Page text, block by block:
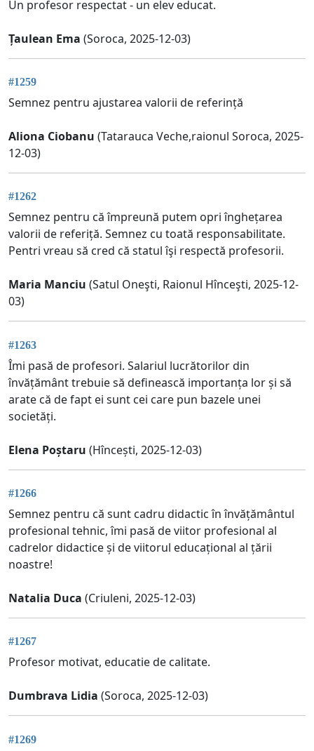
Un profesor respectat - un elev educat.
Țaulean Ema (Soroca, 2025-12-03)
#1259
Semnez pentru ajustarea valorii de referință
Aliona Ciobanu (Tatarauca Veche,raionul Soroca, 2025-
12-03)
#1262
Semnez pentru că împreună putem opri înghețarea
valorii de referiță. Semnez cu toată responsabilitate.
Pentri vreau să cred că statul îşi respectă profesorii.
Maria Manciu (Satul Oneşti, Raionul Hînceşti, 2025-12-
03)
#1263
Îmi pasă de profesori. Salariul lucrătorilor din
învățământ trebuie să definească importanța lor și să
arate că de fapt ei sunt cei care pun bazele unei
societăți.
Elena Poștaru (Hîncești, 2025-12-03)
#1266
Semnez pentru că sunt cadru didactic în învățământul
profesional tehnic, îmi pasă de viitor profesional al
cadrelor didactice și de viitorul educațional al țării
noastre!
Natalia Duca (Criuleni, 2025-12-03)
#1267
Profesor motivat, educatie de calitate.
Dumbrava Lidia (Soroca, 2025-12-03)
#1269